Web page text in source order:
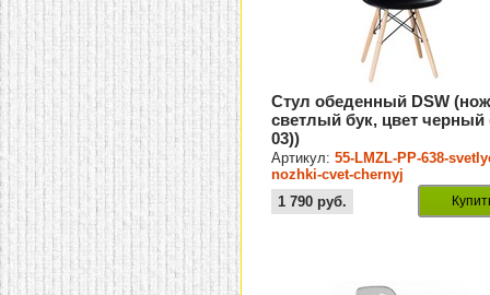
Стул обеденный DSW
светлый бук, цвет черный
03))
Артикул:55-LMZL-PP-638-
nozhki-cvet-chernyj
1 790 руб.